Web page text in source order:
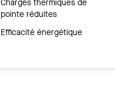
Charges thermiques de
pointe réduites
Efficacité énergétique